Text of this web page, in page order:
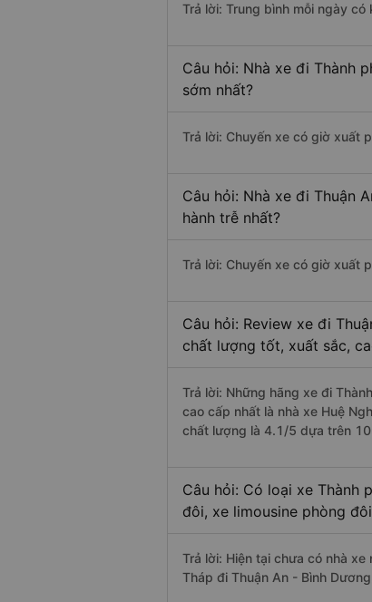
Trả lời: Trung bình mỗi ngày
Câu hỏi: Nhà xe đi Thành
sớm nhất?
Trả lời: Chuyến xe có giờ xuất
Câu hỏi: Nhà xe đi Thuận
hành trễ nhất?
Trả lời: Chuyến xe có giờ xuất
Câu hỏi: Review xe đi
chất lượng tốt, xuất sắc,
Trả lời: Những hãng xe đi
cao cấp nhất là nhà xe Huệ
chất lượng là 4.1/5 dựa trên
Câu hỏi: Có loại xe Thành
đôi, xe limousine phòng
Trả lời: Hiện tại chưa có nhà
Tháp đi Thuận An - Bình